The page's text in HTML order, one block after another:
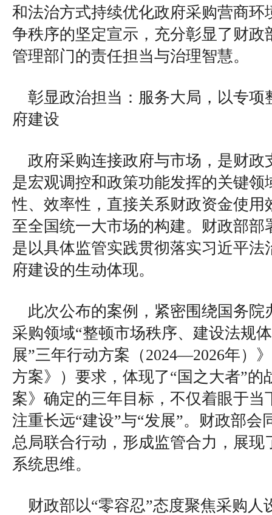
和法治方式持续优化政府采购营商环
争秩序的坚定宣示，充分彰显了财政
管理部门的责任担当与治理智慧。
彰显政治担当：服务大局，以专项
府建设
政府采购连接政府与市场，是财政
是宏观调控和政策功能发挥的关键领
性、效率性，直接关系财政资金使用
至全国统一大市场的构建。财政部部
是以具体监管实践贯彻落实习近平法
府建设的生动体现。
此次公布的案例，紧密围绕国务院
采购领域“整顿市场秩序、建设法规
展”三年行动方案（2024—2026年）
方案》）要求，体现了“国之大者”的
案》确定的三年目标，不仅着眼于当
注重长远“建设”与“发展”。财政部会
总局联合行动，形成监管合力，展现
系统思维。
财政部以“零容忍”态度聚焦采购人